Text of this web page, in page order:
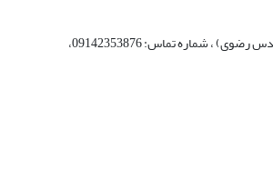
پژوهشگر پسا دکتری علوم قرآن و حدیث دانشگاه فردوسی مشهد(پژوهشگر بنیاد پژوهش‌های آستان قدس رضوی) ، شماره تماس: 09142353876،